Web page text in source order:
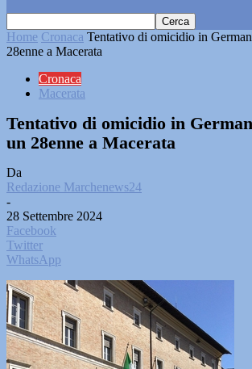
Home Cronaca Tentativo di omicidio in
28enne a Macerata
Cronaca
Macerata
Tentativo di omicidio in
un 28enne a Macerata
Da
Redazione Marchenews24
-
28 Settembre 2024
Facebook
Twitter
WhatsApp